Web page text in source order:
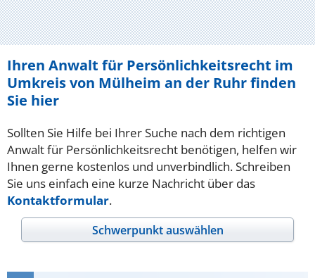
Ihren Anwalt für Persönlichkeitsrecht im
Umkreis von Mülheim an der Ruhr finden
Sie hier
Sollten Sie Hilfe bei Ihrer Suche nach dem richtigen
Anwalt für Persönlichkeitsrecht benötigen, helfen wir
Ihnen gerne kostenlos und unverbindlich. Schreiben
Sie uns einfach eine kurze Nachricht über das
Kontaktformular.
Schwerpunkt auswählen